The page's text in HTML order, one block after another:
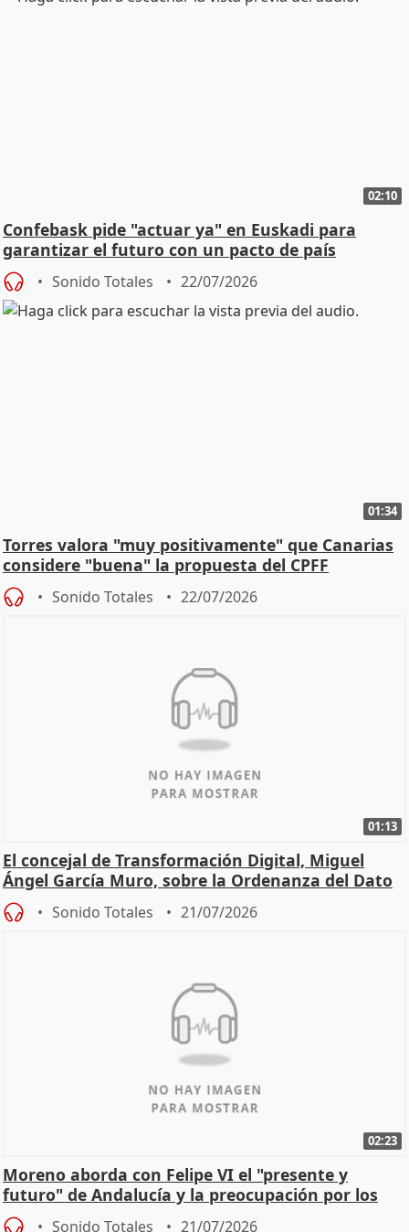
02:10
Confebask pide "actuar ya" en Euskadi para
garantizar el futuro con un pacto de país
Sonido Totales 22/07/2026
01:34
Torres valora "muy positivamente" que Canarias
considere "buena" la propuesta del CPFF
Sonido Totales 22/07/2026
01:13
El concejal de Transformación Digital, Miguel
Ángel García Muro, sobre la Ordenanza del Dato
Sonido Totales 21/07/2026
02:23
Moreno aborda con Felipe VI el "presente y
futuro" de Andalucía y la preocupación por los
incendios
Sonido Totales 21/07/2026